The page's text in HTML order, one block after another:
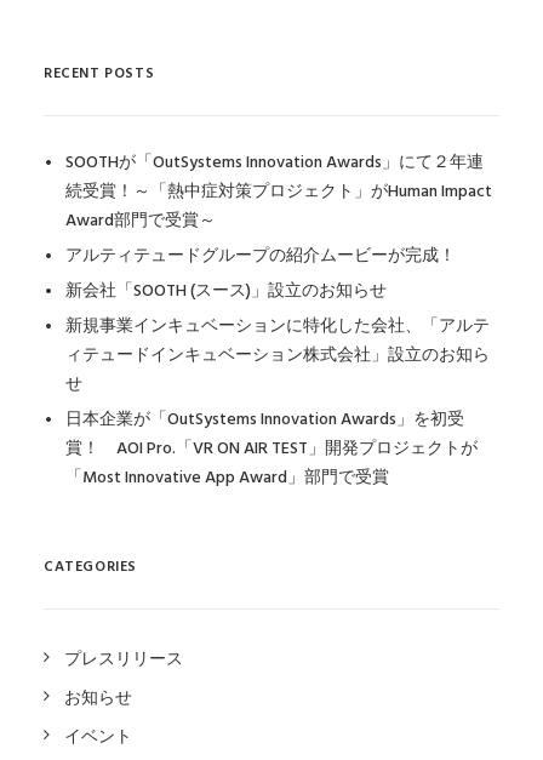
RECENT POSTS
SOOTHが「OutSystems Innovation Awards」にて２年連
続受賞！～「熱中症対策プロジェクト」がHuman Impact
Award部門で受賞～
アルティテュードグループの紹介ムービーが完成！
新会社「SOOTH (スース)」設立のお知らせ
新規事業インキュベーションに特化した会社、「アルテ
ィテュードインキュベーション株式会社」設立のお知ら
せ
日本企業が「OutSystems Innovation Awards」を初受
賞！ AOI Pro.「VR ON AIR TEST」開発プロジェクトが
「Most Innovative App Award」部門で受賞
CATEGORIES
プレスリリース
お知らせ
イベント